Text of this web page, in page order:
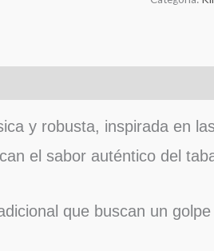
y robusta, inspirada en
el sabor auténtico del
que buscan un